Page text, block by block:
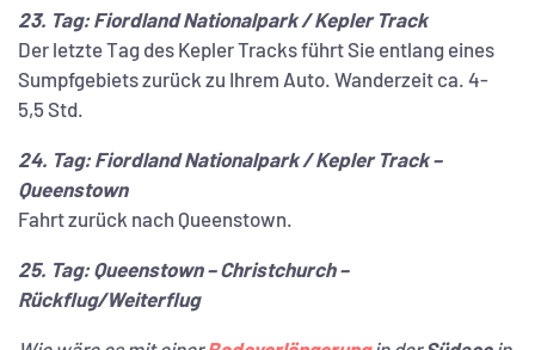
23. Tag: Fiordland Nationalpark / Kepler Track
Der letzte Tag des Kepler Tracks führt Sie entlang eines
Sumpfgebiets zurück zu Ihrem Auto. Wanderzeit ca. 4-
5,5 Std.
24. Tag: Fiordland Nationalpark / Kepler Track –
Queenstown
Fahrt zurück nach Queenstown.​
25. Tag: Queenstown – Christchurch –
Rückflug/Weiterflug